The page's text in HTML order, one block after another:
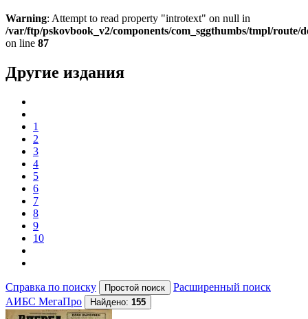
Warning: Attempt to read property "introtext" on null in
/var/ftp/pskovbook_v2/components/com_sggthumbs/tmpl/route/
on line 87
Другие издания
1
2
3
4
5
6
7
8
9
10
Справка по поиску
Расширенный поиск
АИБС МегаПро
Найдено: 155